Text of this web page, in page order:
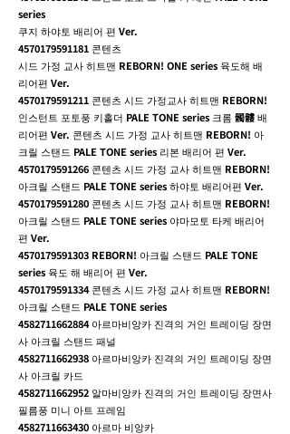
series
쿠지 하야토 배리어 편 Ver.
4570179591181 콘텐츠
시드 가정 교사 히트맨 REBORN! ONE series 육도해 배
리어편 Ver.
4570179591211 콘텐츠 시드 가정교사 히트맨 REBORN!
인스턴트 포토풍 키홀더 PALE TONE series 크롬 髑髏 배
리어편 Ver. 콘텐츠 시드 가정 교사 히트맨 REBORN! 아
크릴 스탠드 PALE TONE series 리본 배리어 편 Ver.
4570179591266 콘텐츠 시드 가정 교사 히트맨 REBORN!
아크릴 스탠드 PALE TONE series 하야토 배리어편 Ver.
4570179591280 콘텐츠 시드 가정 교사 히트맨 REBORN!
아크릴 스탠드 PALE TONE series 야마모토 타케 배리어
편 Ver.
4570179591303 REBORN! 아크릴 스탠드 PALE TONE
series 육도 해 배리어 편 Ver.
4570179591334콘텐츠 시드 가정 교사 히트맨 REBORN!
아크릴 스탠드 PALE TONE series
4582711662884아르마비앙카 진격의 거인 트레이딩 장면
사 아크릴 스탠드 패널
4582711662938 아르마비앙카 진격의 거인 트레이딩 장면
사 아크릴 카드
4582711662952 알마비앙카 진격의 거인 트레이딩 장면사
필름풍 미니 아트 프레임
4582711663430 아르마 비앙카